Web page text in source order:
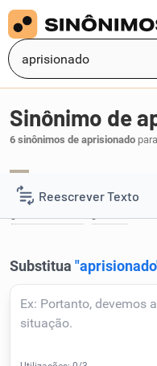
Reescrever Texto
Corrigir Texto
Detector de IA
Sinônimo de
6 sinônimos de aprisionado
prisioneiro